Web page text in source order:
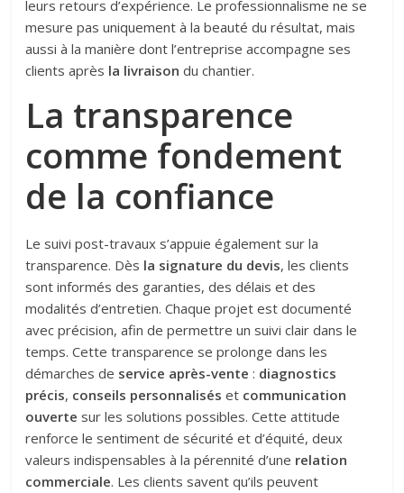
leurs retours d’expérience. Le professionnalisme ne se
mesure pas uniquement à la beauté du résultat, mais
aussi à la manière dont l’entreprise accompagne ses
clients après la livraison du chantier.
La transparence
comme fondement
de la confiance
Le suivi post-travaux s’appuie également sur la
transparence. Dès la signature du devis, les clients
sont informés des garanties, des délais et des
modalités d’entretien. Chaque projet est documenté
avec précision, afin de permettre un suivi clair dans le
temps. Cette transparence se prolonge dans les
démarches de service après-vente : diagnostics
précis, conseils personnalisés et communication
ouverte sur les solutions possibles. Cette attitude
renforce le sentiment de sécurité et d’équité, deux
valeurs indispensables à la pérennité d’une relation
commerciale. Les clients savent qu’ils peuvent